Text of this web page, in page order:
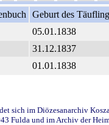
Geburt des
05.01.1838
31.12.1837
01.01.1838
sich im Diözesanarchiv
Fulda und im Archiv der